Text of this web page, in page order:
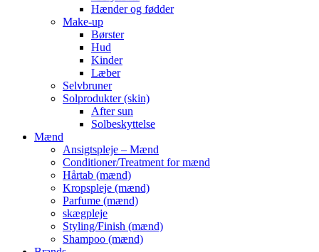
Hænder og fødder
Make-up
Børster
Hud
Kinder
Læber
Selvbruner
Solprodukter (skin)
After sun
Solbeskyttelse
Mænd
Ansigtspleje – Mænd
Conditioner/Treatment for mænd
Hårtab (mænd)
Kropspleje (mænd)
Parfume (mænd)
skægpleje
Styling/Finish (mænd)
Shampoo (mænd)